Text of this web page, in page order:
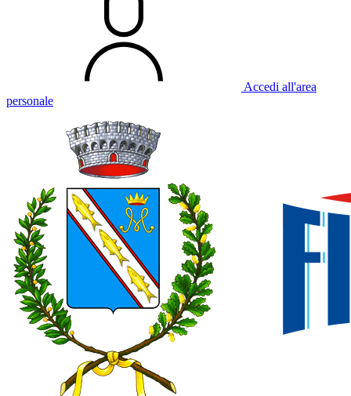
Accedi all'area
personale